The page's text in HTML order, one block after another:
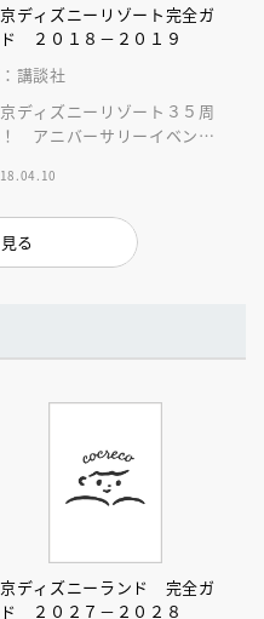
ディズニーリゾート完全ガ
２０１８－２０１９
講談社
ディズニーリゾート３５周
アニバーサリーイベン
ａｔｉｏｎ！”の最新情報も
る
ディズニーランド 完全ガ
２０２７－２０２８